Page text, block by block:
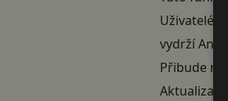
Uživatelé,
vydrží
Přibude